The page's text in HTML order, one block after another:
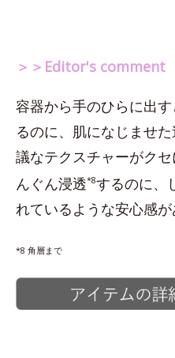
＞＞Editor's comment
容器から手のひらに出
るのに、肌になじませ
議なテクスチャーがク
んぐん浸透*8するのに、
れているような安心感が
*8 角層まで